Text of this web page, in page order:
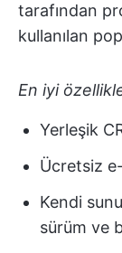
tarafından
kullanılan
En iyi
Yerleşik
Ücretsiz
Kendi
sürüm ve